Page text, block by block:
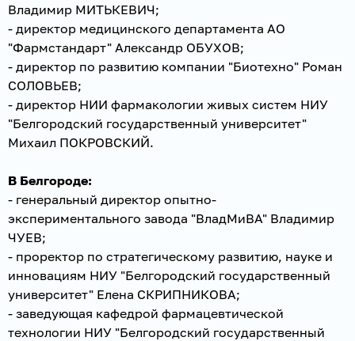
Владимир МИТЬКЕВИЧ;
- директор медицинского департамента АО
"Фармстандарт" Александр ОБУХОВ;
- директор по развитию компании "Биотехно" Роман
СОЛОВЬЕВ;
- директор НИИ фармакологии живых систем НИУ
"Белгородский государственный университет"
Михаил ПОКРОВСКИЙ.
В Белгороде:
- генеральный директор опытно-
экспериментального завода "ВладМиВА" Владимир
ЧУЕВ;
- проректор по стратегическому развитию, науке и
инновациям НИУ "Белгородский государственный
университет" Елена СКРИПНИКОВА;
- заведующая кафедрой фармацевтической
технологии НИУ "Белгородский государственный